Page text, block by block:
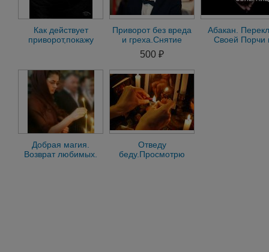
Как действует
приворот,покажу
Приворот без вреда
и греха.Снятие
негатива.Устранение
измен.Гадание
500 ₽
Абакан.
Своей Порчи
Добрая магия.
Возврат любимых.
Отведу
беду.Просмотрю